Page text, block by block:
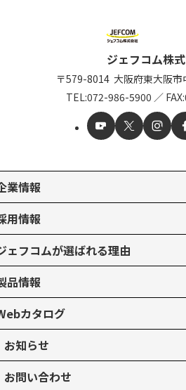
ジェフコム株
〒579-8014 大阪府東大阪市
TEL:072-986-5900 ／
業情報
用情報
ェフコムが選ばれる理由
品情報
カタログ
お知らせ
お問い合わせ